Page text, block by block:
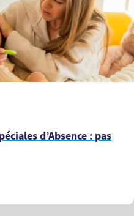
d’Absence : pas